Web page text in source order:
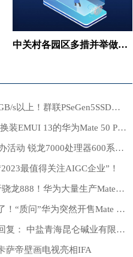
中关村各园区多措并举做好防汛抢险救援和灾后复产重建工作
读取速度达12GB/s以上！群联PSeGen5SSD本月上市
鸿蒙3.0加持！换装EMUI 13的华为Mate 50 Pro将推出
8月5日12点举办活动 锐龙7000处理器600系列主板亮相
最值得关注AIGC企业”！
麒麟9000s强于骁龙888！华为大量生产Mate 60系列、X5：芯片下单千万级
张雪峰心态崩了！“质问”华为突然开售Mate X5：就问你什么意思
中盐化工董秘回复： 中盐青海昆仑碱业有限公司已在近期完成检修并投入生产
萨帝壁画电视亮相IFA